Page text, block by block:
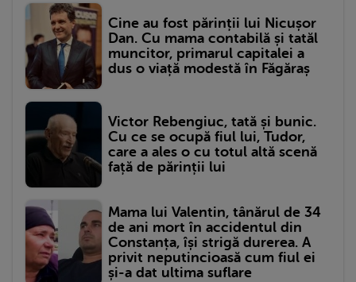
Cine au fost părinții lui Nicușor
Dan. Cu mama contabilă și tatăl
muncitor, primarul capitalei a
dus o viață modestă în Făgăraș
Victor Rebengiuc, tată și bunic.
Cu ce se ocupă fiul lui, Tudor,
care a ales o cu totul altă scenă
față de părinții lui
Mama lui Valentin, tânărul de 34
de ani mort în accidentul din
Constanța, își strigă durerea. A
privit neputincioasă cum fiul ei
și-a dat ultima suflare